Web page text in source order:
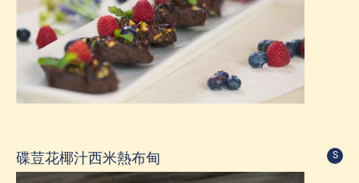
碟荳花椰汁西米熱布甸 S